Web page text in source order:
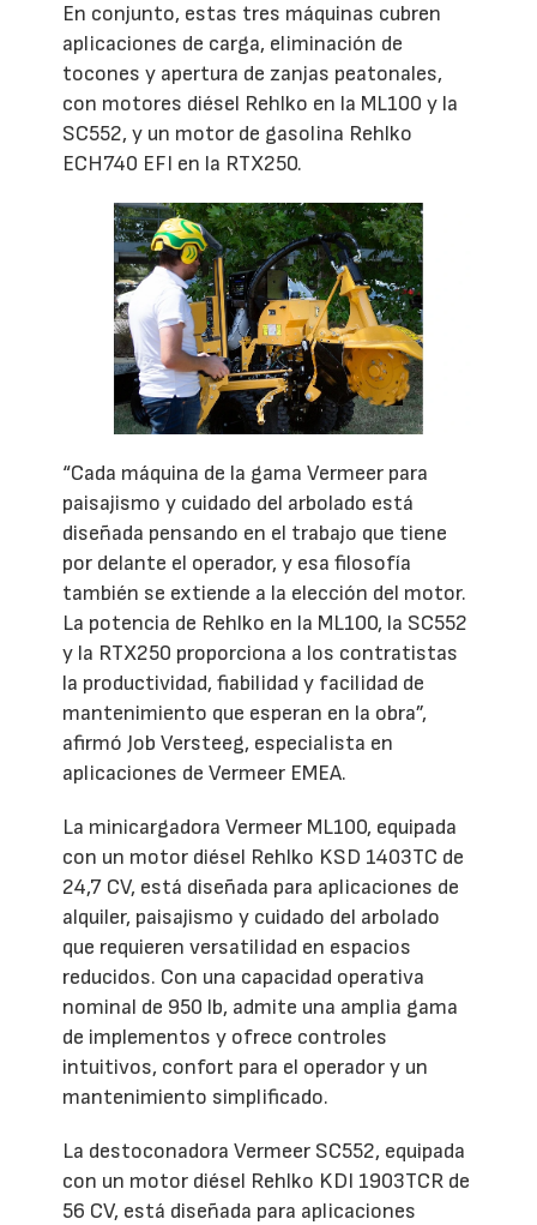
En conjunto, estas tres máquinas cubren
aplicaciones de carga, eliminación de
tocones y apertura de zanjas peatonales,
con motores diésel Rehlko en la ML100 y la
SC552, y un motor de gasolina Rehlko
ECH740 EFI en la RTX250.
“Cada máquina de la gama Vermeer para
paisajismo y cuidado del arbolado está
diseñada pensando en el trabajo que tiene
por delante el operador, y esa filosofía
también se extiende a la elección del motor.
La potencia de Rehlko en la ML100, la SC552
y la RTX250 proporciona a los contratistas
la productividad, fiabilidad y facilidad de
mantenimiento que esperan en la obra”,
afirmó Job Versteeg, especialista en
aplicaciones de Vermeer EMEA.
La minicargadora Vermeer ML100, equipada
con un motor diésel Rehlko KSD 1403TC de
24,7 CV, está diseñada para aplicaciones de
alquiler, paisajismo y cuidado del arbolado
que requieren versatilidad en espacios
reducidos. Con una capacidad operativa
nominal de 950 lb, admite una amplia gama
de implementos y ofrece controles
intuitivos, confort para el operador y un
mantenimiento simplificado.
La destoconadora Vermeer SC552, equipada
con un motor diésel Rehlko KDI 1903TCR de
56 CV, está diseñada para aplicaciones